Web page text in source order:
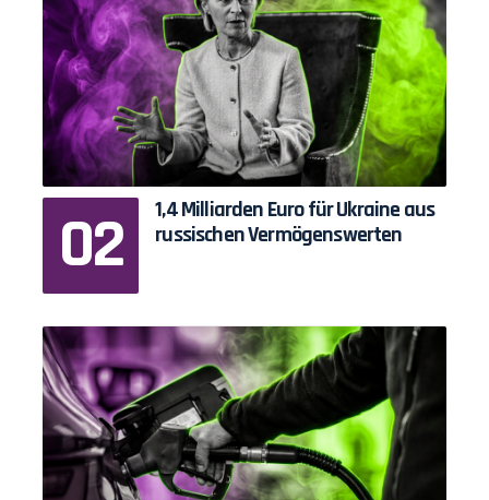
1,4 Milliarden Euro für Ukraine aus
russischen Vermögenswerten